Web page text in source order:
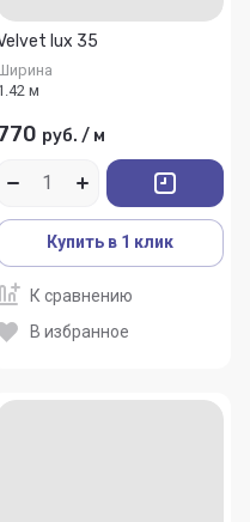
lux 35
м
руб. / м
Купить в 1 клик
К сравнению
В избранное